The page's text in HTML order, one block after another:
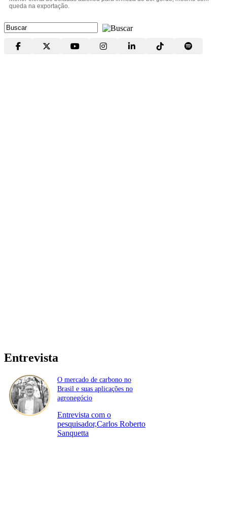
queda na exportação.
Entrevista
O mercado de carbono no
Brasil e suas aplicações no
agronegócio
Entrevista com o
pesquisador,Carlos Roberto
Sanquetta